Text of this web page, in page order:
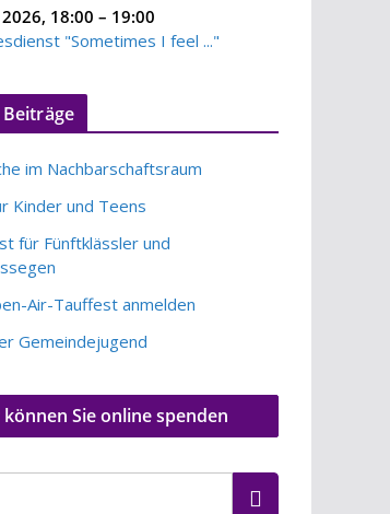
, 18:00 – 19:00
"Sometimes I feel ..."
im Nachbarschaftsraum
Kinder und Teens
für Fünftklässler und
Air-Tauffest anmelden
Gemeindejugend
können Sie online spenden